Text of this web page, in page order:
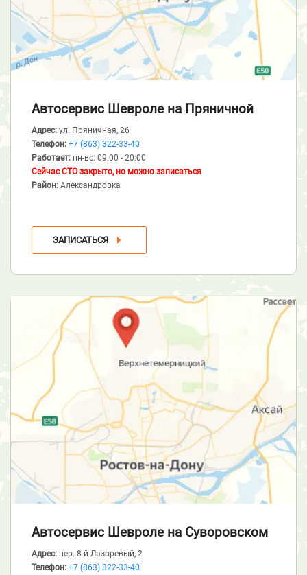
Автосервис Шевроле на Пряничной
Адрес: ул. Пряничная, 26
Телефон: +7 (863) 322-33-40
Работает: пн-вс: 09:00 - 20:00
Сейчас СТО закрыто, но можно записаться
Район: Александровка
ЗАПИСАТЬСЯ
Автосервис Шевроле на Суворовском
Адрес: пер. 8-й Лазоревый, 2
Телефон: +7 (863) 322-33-40